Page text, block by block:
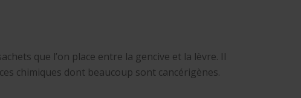
que l’on place entre la gencive et la lèvre. Il
chimiques dont beaucoup sont cancérigènes.